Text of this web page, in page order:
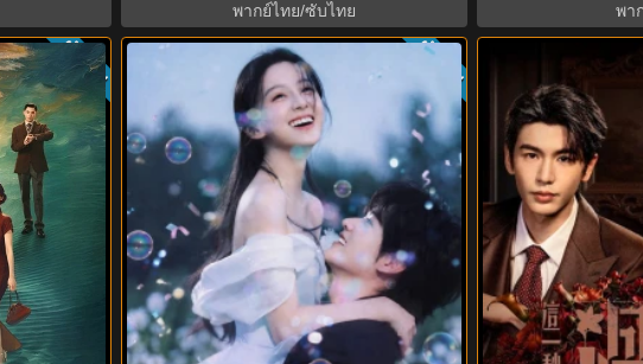
พากย์ไทย/ซับไทย พา
ซับไทย ซับไทย